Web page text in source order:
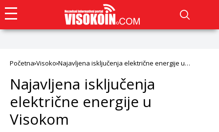
Početna Visoko Najavljena isključenja električne energije u
Najavljena isključenja
električne energije u
Visokom